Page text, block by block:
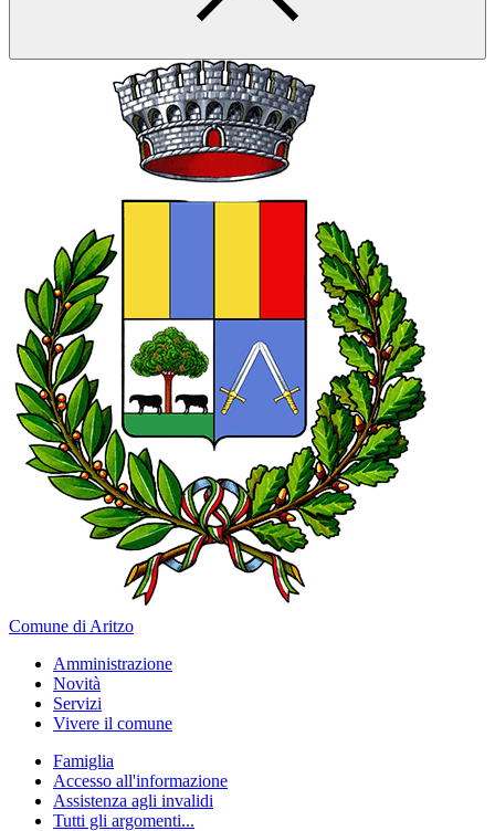
Comune di Aritzo
Amministrazione
Novità
Servizi
Vivere il comune
Famiglia
Accesso all'informazione
Assistenza agli invalidi
Tutti gli argomenti...